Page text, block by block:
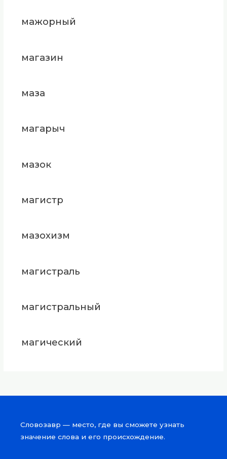
мажорный
магазин
маза
магарыч
мазок
магистр
мазохизм
магистраль
магистральный
магический
Словозавр — место, где вы сможете узнать
значение слова и его происхождение.